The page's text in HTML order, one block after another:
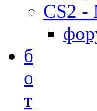
CS2 -
б
о
т